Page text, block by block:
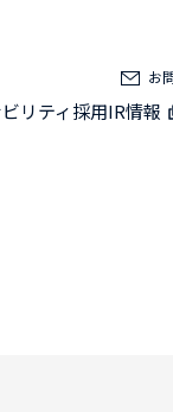
リティ採用IR情報
お